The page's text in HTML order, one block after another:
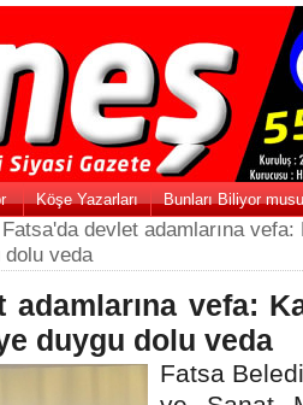
Köşe Yazarları Bunları Biliyor
devlet adamlarına
dolu veda
adamlarına vefa:
duygu dolu veda
Fatsa